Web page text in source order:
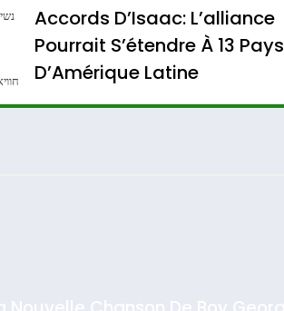
Accords D’Isaac: L’alliance
Pourrait S’étendre À 13 Pays
D’Amérique Latine
Admin 0